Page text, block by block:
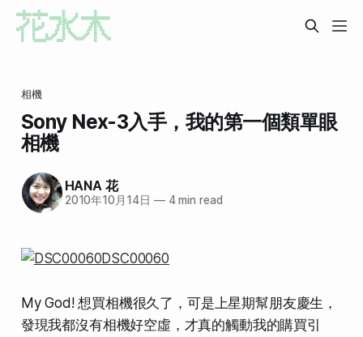
相機
Sony Nex-3入手，我的第一個類單眼
相機
HANA 花
2010年10月14日 —4 min read
My God! 想買相機很久了，可是上星期幫朋友慶生，
發現我都沒有相機好空虛，才真的觸動我的購買引